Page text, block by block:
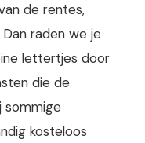
de rentes,
raden we je
lettertjes door
die de
sommige
kosteloos